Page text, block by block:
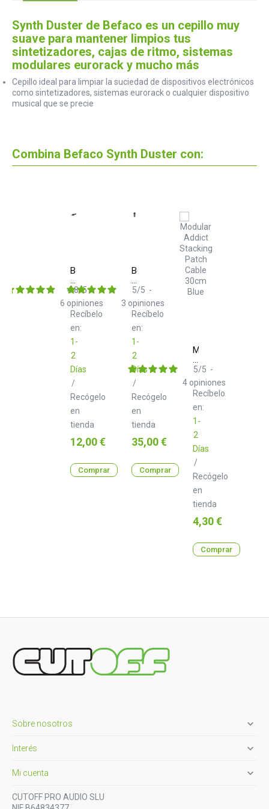
Synth Duster de Befaco es un cepillo muy
suave para mantener limpios tus
sintetizadores, cajas de ritmo, sistemas
modulares eurorack y mucho más
Cepillo ideal para limpiar la suciedad de dispositivos electrónicos
como sintetizadores, sistemas eurorack o cualquier dispositivo
musical que se precie
Combina Befaco Synth Duster con:
Befaco
Cable
Pack
Negro
30
cm
Recíbelo
en:
1-
2
Días
/
Recógelo
en
tienda
4.8/5-
6 opiniones
Precio
12,00 €
Comprar
Befaco
Knurlies
100
Recíbelo
en:
1-
2
Días
/
Recógelo
en
tienda
5/5 -
3 opiniones
Precio
35,00 €
Comprar
Modular
Addict
Stacking
Patch
Cable
30cm
Blue
Recíbelo
en:
1-
2
Días
/
Recógelo
en
tienda
5/5 -
4 opiniones
Precio
4,30 €
Comprar
Sobre nosotros 
Interés 
Mi cuenta 
CUTOFF PRO AUDIO SLU